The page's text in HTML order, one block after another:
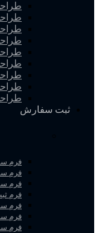
ثبت سفارش
فرم
فرم
فرم
فرم
فرم
فرم
فرم